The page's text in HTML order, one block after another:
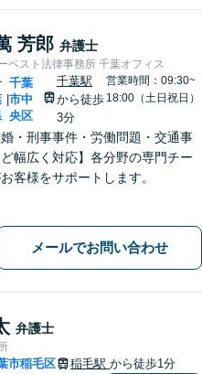
芳郎 弁護士
ベスト法律事務所 千葉オフィス
千葉
市中
央区
千葉駅
から徒歩
3分
営業時間：09:30~
18:00（土日祝日）
婚・刑事事件・労働問題・交通事
幅広く対応】各分野の専門チー
客様をサポートします。
メールでお問い合わせ
弁護士
市稲毛区 稲毛駅 から徒歩1分